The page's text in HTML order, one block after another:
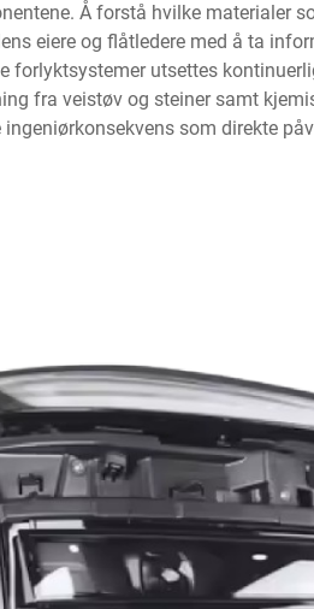
Å forstå hvilke materialer
eiere og flåtledere med å ta
forlyktsystemer utsettes
fra veistøv og steiner samt
som direkte